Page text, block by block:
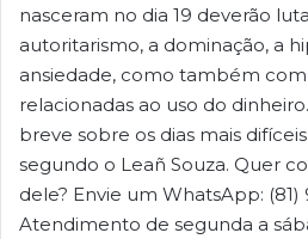
nasceram no dia 19 deverão
autoritarismo, a dominação, a
ansiedade, como também
relacionadas ao uso do
breve sobre os dias mais
segundo o Leañ Souza. Quer
dele? Envie um WhatsApp: (81)
Atendimento de segunda a